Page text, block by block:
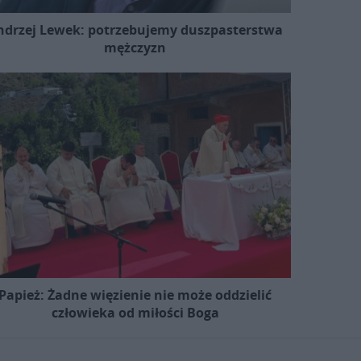
Lewek: potrzebujemy duszpasterstwa
mężczyzn
Żadne więzienie nie może oddzielić
człowieka od miłości Boga